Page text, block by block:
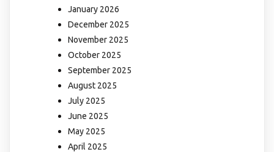
January 2026
December 2025
November 2025
October 2025
September 2025
August 2025
July 2025
June 2025
May 2025
April 2025